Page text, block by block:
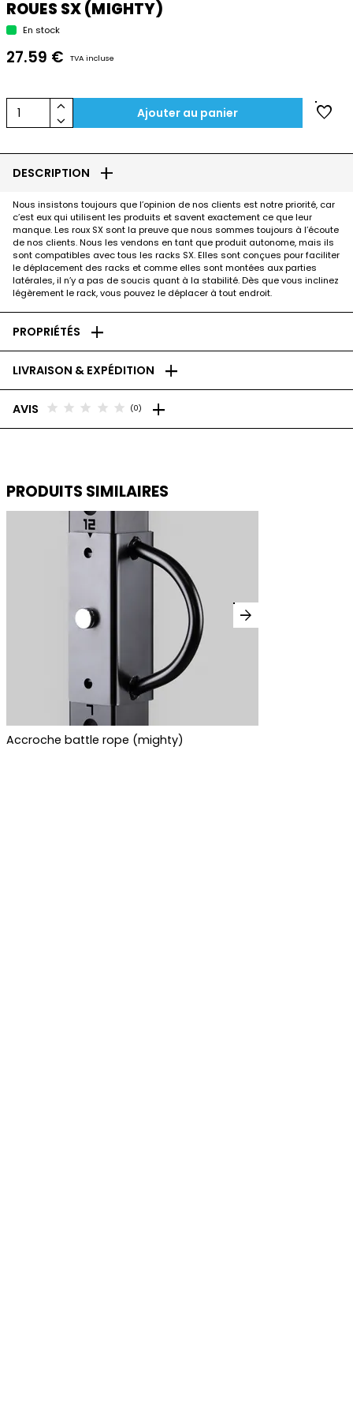
ROUES SX (MIGHTY)
En stock
27.59 € TVA incluse
1 keyboard_arrow_up
keyboard_arrow_down Ajouter au panier favorite
DESCRIPTION add
Nous insistons toujours que l’opinion de nos clients est notre priorité, car
c’est eux qui utilisent les produits et savent exactement ce que leur
manque. Les roux SX sont la preuve que nous sommes toujours à l’écoute
de nos clients. Nous les vendons en tant que produit autonome, mais ils
sont compatibles avec tous les racks SX. Elles sont conçues pour faciliter
le déplacement des racks et comme elles sont montées aux parties
latérales, il n’y a pas de soucis quant à la stabilité. Dès que vous inclinez
légèrement le rack, vous pouvez le déplacer à tout endroit.
PROPRIÉTÉS add
LIVRAISON & EXPÉDITION add
AVIS star star star star star (0) add
PRODUITS SIMILAIRES
Accroche battle rope (mighty)
arrow_forward